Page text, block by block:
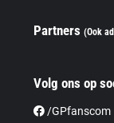
Partners(Ook
Volg ons op
/GPfanscom